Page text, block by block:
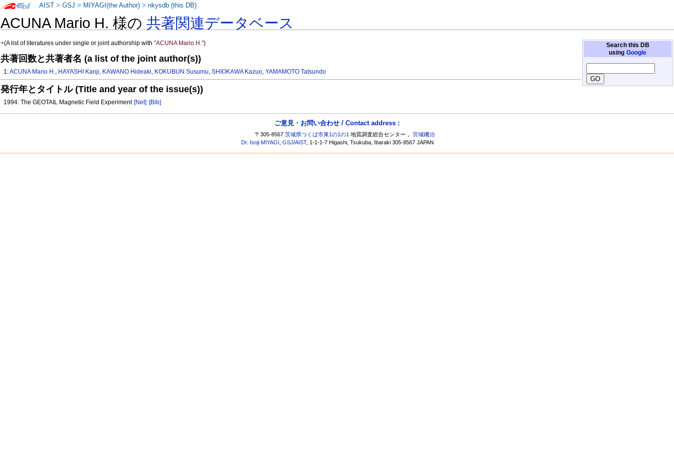
ACUNA Mario H. 様の共著関連データベース
Search this DB
using Google
+(A list of literatures under single or joint authorship with"ACUNA Mario H.")
共著回数と共著者名 (a list of the joint author(s))
1:ACUNA Mario H., HAYASHI Kanji, KAWANO Hideaki, KOKUBUN Susumu,SHIOKAWA Kazuo,YAMAMOTO Tatsundo
発行年とタイトル (Title and year of the issue(s))
1994: The GEOTAIL Magnetic Field Experiment [Net] [Bib]
AIST >GSJ > MIYAGI(the Author) >nkysdb (this DB)
ご意見・お問い合わせ / Contact address :
〒305-8567茨城県つくば市東1の1の1 地質調査総合センター，宮城磯治
Dr. Isoji MIYAGI ,GSJ/AIST, 1-1-1-7 Higashi, Tsukuba, Ibaraki 305-8567 JAPAN